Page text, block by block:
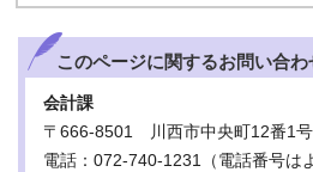
このページに関するお問い合わ
会計課
〒666-8501 川西市中央町12番1
電話：072-740-1231（電話番号は